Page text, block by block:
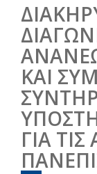
ΚΑΙ
ΓΙΑ